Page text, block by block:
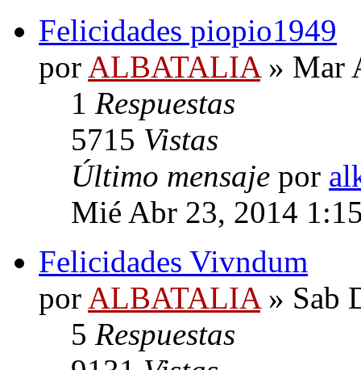
Felicidades piopio1949
por ALBATALIA» Mar
1 Respuestas
5715 Vistas
Último mensaje por
Mié Abr 23, 2014
Felicidades Vivndum
por ALBATALIA» Sab
5 Respuestas